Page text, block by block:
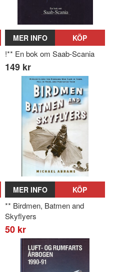
MER INFO KÖP
!** En bok om Saab-Scania
149 kr
MER INFO KÖP
** Birdmen, Batmen and
Skyflyers
50 kr